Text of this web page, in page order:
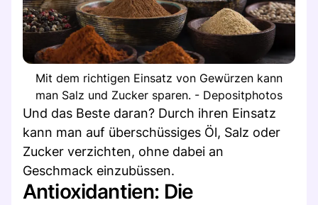
Mit dem richtigen Einsatz von Gewürzen kann
man Salz und Zucker sparen. - Depositphotos
Und das Beste daran? Durch ihren Einsatz
kann man auf überschüssiges Öl, Salz oder
Zucker verzichten, ohne dabei an
Geschmack einzubüssen.
Antioxidantien: Die